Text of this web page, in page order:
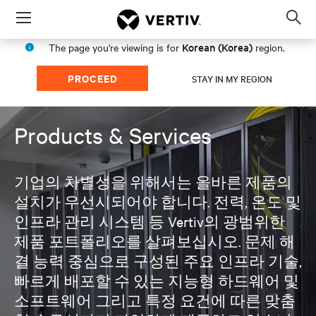
Menu
The page you're viewing is for Korean (Korea) region.
PROCEED STAY IN MY REGION
Products & Services
기업의 차별성을 위해서는 올바른 제품의
설치가 우선시되어야 합니다. 전력, 온도 및
인프라 관리 시스템 등 Vertiv의 광범위한
제품 포트폴리오를 살펴보십시오. 문제 해
결 능력 중심으로 구성된 주요 인프라 기술,
빠르게 배포할 수 있는 지능형 하드웨어 및
소프트웨어 그리고 특정 요건에 따른 맞춤